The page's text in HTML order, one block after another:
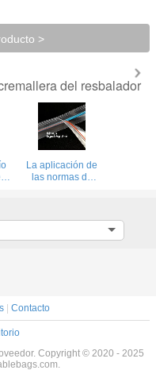
>
del resbalador
La aplicación de
las normas de
datos de
| Contacto
Copyright © 2020 - 2025